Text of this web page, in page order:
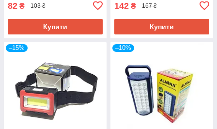
82 ₴ 103 ₴
Купити
142 ₴ 167 ₴
Купити
–15% –10%